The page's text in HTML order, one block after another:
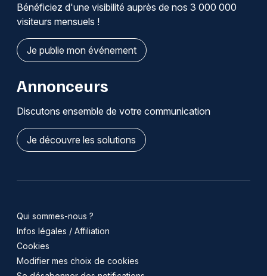
Bénéficiez d'une visibilité auprès de nos 3 000 000
visiteurs mensuels !
Je publie mon événement
Annonceurs
Discutons ensemble de votre communication
Je découvre les solutions
Qui sommes-nous ?
Infos légales / Affiliation
Cookies
Modifier mes choix de cookies